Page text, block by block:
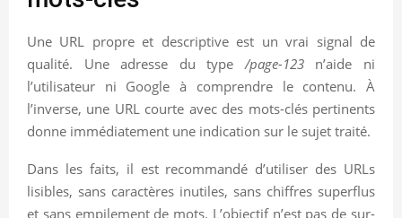
Une URL propre et descriptive est un vrai signal de
qualité. Une adresse du type /page-123n’aide ni
l’utilisateur ni Google à comprendre le contenu. À
l’inverse, une URL courte avec des mots-clés pertinents
donne immédiatement une indication sur le sujet traité.
Dans les faits, il est recommandé d’utiliser des URLs
lisibles, sans caractères inutiles, sans chiffres superflus
et sans empilement de mots. L’objectif n’est pas de sur-